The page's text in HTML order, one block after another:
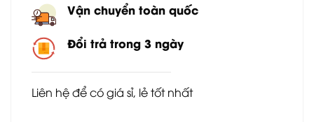
2.800.000₫.là:
Vận chuyển toàn quốc
Đổi trả trong 3 ngày
Liên hệ để có giá sỉ, lẻ tốt nhất